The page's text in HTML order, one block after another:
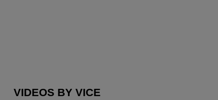
VIDEOS BY VICE